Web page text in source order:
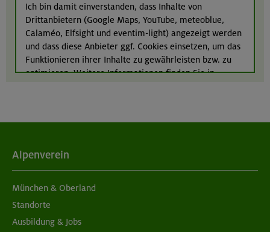
18.08.26
Klettertreff Kids in den Sommerferien für 8-12 Jährige
München
Ich bin damit einverstanden, dass Inhalte von
Drittanbietern (Google Maps, YouTube, meteoblue,
Calaméo, Elfsight und eventim-light) angezeigt werden
und dass diese Anbieter ggf. Cookies einsetzen, um das
Funktionieren ihrer Inhalte zu gewährleisten bzw. zu
optimieren. Weitere Informationen finden Sie in
Alpenverein
München & Oberland
Standorte
Ausbildung & Jobs